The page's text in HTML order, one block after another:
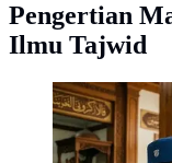
Pengertian
Ilmu Tajwid
Contoh Mad
Generated)